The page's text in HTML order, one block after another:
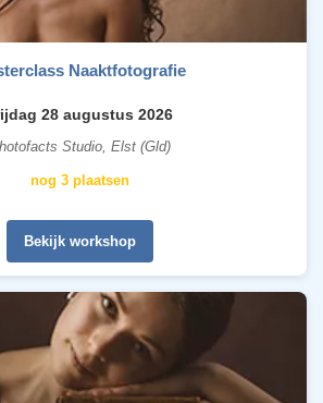
Naaktfotografie
28 augustus 2026
Studio, Elst (Gld)
nog 3 plaatsen
Bekijk workshop